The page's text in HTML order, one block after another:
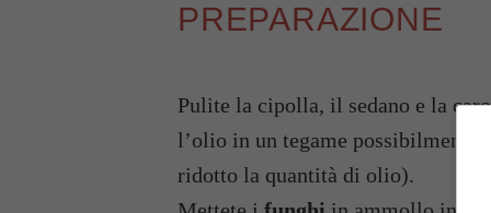
PREPARAZIONE
Pulite la cipolla, il sedano e la
l’olio in un tegame possibilmente
ridotto la quantità di olio).